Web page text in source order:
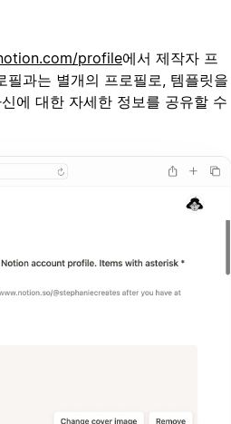
profile에서 제작자 프
과는 별개의 프로필로, 템플릿을
에 대한 자세한 정보를 공유할 수